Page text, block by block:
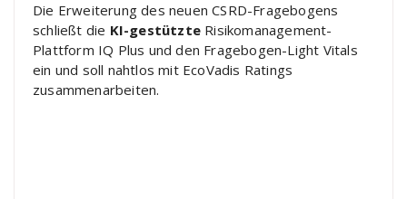
Die Erweiterung des neuen CSRD-Fragebogens
schließt die KI-gestützte Risikomanagement-
Plattform IQ Plus und den Fragebogen-Light Vitals
ein und soll nahtlos mit EcoVadis Ratings
zusammenarbeiten.